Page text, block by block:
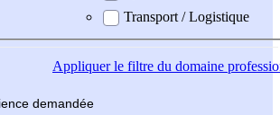
Transport / Logistique
Appliquerle filtre du domaine
demandée